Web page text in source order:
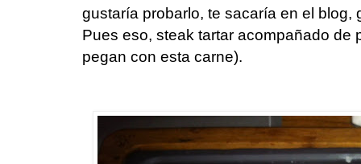
gustaría probarlo, te sacaría en el blog,
Pues eso, steak tartar acompañado de
pegan con esta carne).